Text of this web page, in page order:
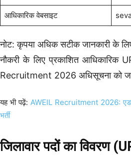
आधिकारिक वेबसाइट
नोट: कृपया अधिक सटीक जानकारी के
नौकरी के लिए प्रकाशित
Recruitment 2026 अधिसूचना को
यह भी पढ़ें: AWEIL Recruitment 2026:
भर्ती
जिलावार पदों का विवरण